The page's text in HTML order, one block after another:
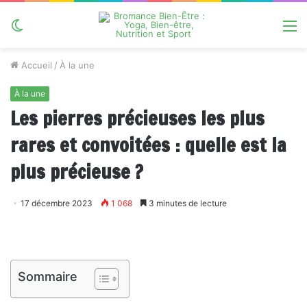
Accueil / À la une
À la une
Les pierres précieuses les plus
rares et convoitées : quelle est la
plus précieuse ?
17 décembre 2023 1 068 3 minutes de lecture
Sommaire